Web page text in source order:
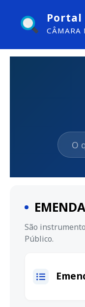
Portal
CÂMARA
São
Público.